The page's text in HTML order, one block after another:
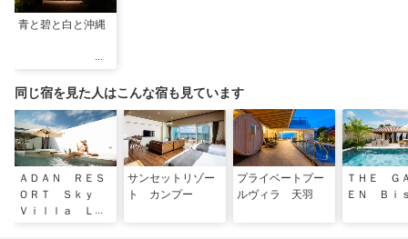
青と碧と白と沖縄
同じ宿を見た人はこんな宿も見ています
ＡＤＡＮ ＲＥＳ
ＯＲＴ Ｓｋｙ
Ｖｉｌｌａ Ｌｕ
サンセットリゾー
ト カンプー
プライベートプー
ルヴィラ 天羽
ＴＨＥ Ｇ
ＥＮ Ｂｉ